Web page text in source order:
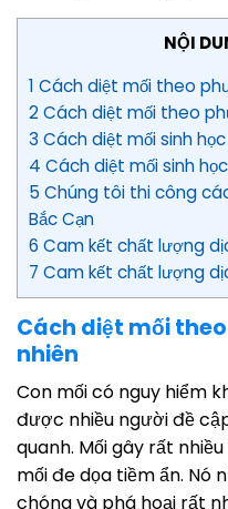
NỘI
1 Cách diệt mối theo
2 Cách diệt mối theo
3 Cách diệt mối sinh
4 Cách diệt mối sinh
5 Chúng tôi thi công
Bắc Cạn
6 Cam kết chất lượng
7 Cam kết chất lượng
Cách diệt mối
nhiên
Con mối có nguy hiểm
được nhiều người đề
quanh. Mối gây rất
mối đe dọa tiềm ẩn. Nó
chóng và phá hoại rất